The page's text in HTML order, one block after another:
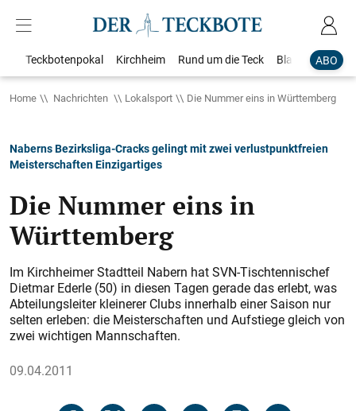
ABO
Teckbotenpokal Kirchheim Rund um die Teck Blaulicht
Home Nachrichten Lokalsport Die Nummer eins in Württemberg
Naberns Bezirksliga-Cracks gelingt mit zwei verlustpunktfreien
Meisterschaften Einzigartiges
Die Nummer eins in
Württemberg
Im Kirchheimer Stadtteil Nabern hat SVN-Tischtennischef
Dietmar Ederle (50) in diesen Tagen gerade das erlebt, was
Abteilungsleiter kleinerer Clubs innerhalb einer Saison nur
selten erleben: die Meisterschaften und Aufstiege gleich von
zwei wichtigen Mannschaften.
09.04.2011